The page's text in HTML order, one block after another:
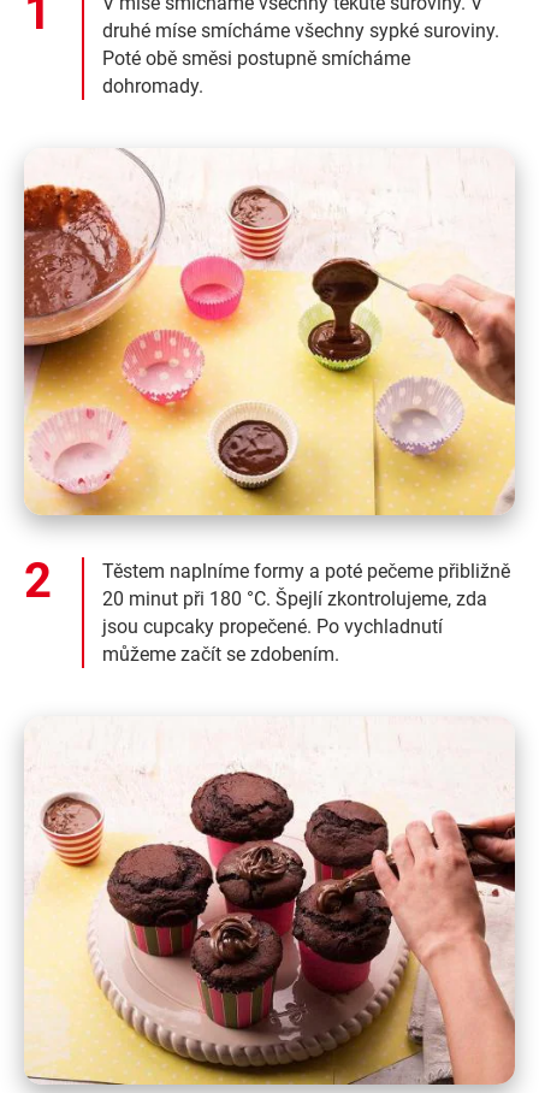
druhé míse smícháme všechny sypké suroviny.
Poté obě směsi postupně smícháme
dohromady.
Těstem naplníme formy a poté pečeme přibližně
20 minut při 180 °C. Špejlí zkontrolujeme, zda
jsou cupcaky propečené. Po vychladnutí
můžeme začít se zdobením.